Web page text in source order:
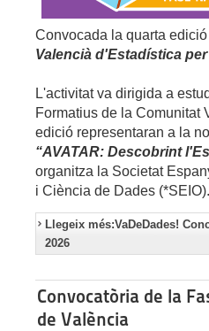
Convocada la quarta
Valencià d'Estadística
L'activitat va dirigida a
Formatius de la Comunitat
edició representaran a la
“AVATAR: Descobrint
organitza la Societat
i Ciència de Dades (*SEIO).
Llegeix més:VaDeDades!
2026
Convocatòria de la
de València